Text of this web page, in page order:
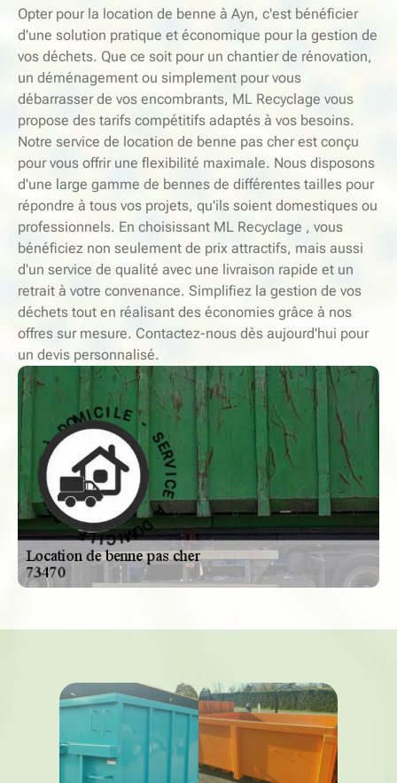
Opter pour la location de benne à Ayn, c'est bénéficier
d'une solution pratique et économique pour la gestion de
vos déchets. Que ce soit pour un chantier de rénovation,
un déménagement ou simplement pour vous
débarrasser de vos encombrants, ML Recyclage vous
propose des tarifs compétitifs adaptés à vos besoins.
Notre service de location de benne pas cher est conçu
pour vous offrir une flexibilité maximale. Nous disposons
d'une large gamme de bennes de différentes tailles pour
répondre à tous vos projets, qu'ils soient domestiques ou
professionnels. En choisissant ML Recyclage , vous
bénéficiez non seulement de prix attractifs, mais aussi
d'un service de qualité avec une livraison rapide et un
retrait à votre convenance. Simplifiez la gestion de vos
déchets tout en réalisant des économies grâce à nos
offres sur mesure. Contactez-nous dès aujourd'hui pour
un devis personnalisé.
S
E
R
V
I
C
E
À
D
O
M
IC
ILE - SERV I
C
E
À
D
O
M
I
C
I
L
E
-